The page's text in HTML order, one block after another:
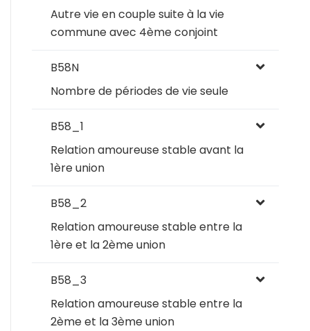
Autre vie en couple suite à la vie
commune avec 4ème conjoint
B58N
Nombre de périodes de vie seule
B58_1
Relation amoureuse stable avant la
1ère union
B58_2
Relation amoureuse stable entre la
1ère et la 2ème union
B58_3
Relation amoureuse stable entre la
2ème et la 3ème union